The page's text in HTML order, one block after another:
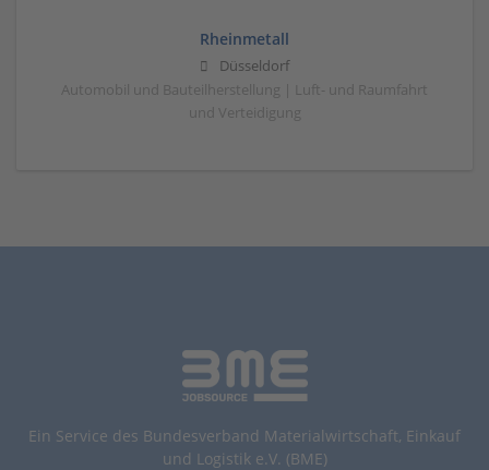
Rheinmetall
Düsseldorf
Automobil und Bauteilherstellung | Luft- und Raumfahrt
und Verteidigung
Ein Service des Bundesverband Materialwirtschaft, Einkauf
und Logistik e.V. (BME)